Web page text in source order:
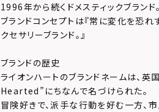
1996年から続くドメスティックブランド。
ブランドコンセプトは『常に変化を恐
クセサリーブランド。』
ブランドの歴史
ライオンハートのブランドネームは、
Hearted”にちなんで名づけられた。
冒険好きで、派手な行動を好む一方、